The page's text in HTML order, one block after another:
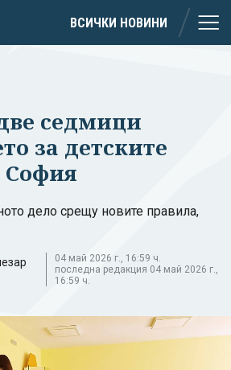
ВСИЧКИ НОВИНИ
седмици
за детските
София
дело срещу новите правила,
04 май 2026 г., 16:59 ч.
последна редакция 04 май 2026 г.,
16:59 ч.